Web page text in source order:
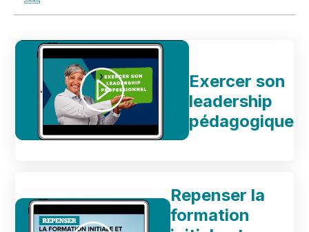
Exercer son
leadership
pédagogique
Repenser la
formation